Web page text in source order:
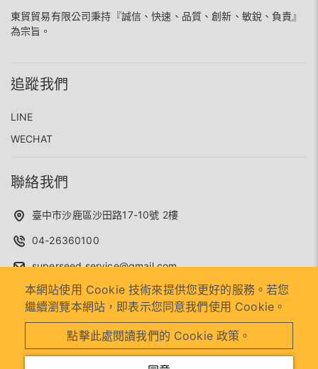
本網站使用 Cookie 技術來提供您更好的服務。若您
繼續瀏覽本網站，即表示您同意我們使用 Cookie。
點擊此處閱讀我們的 Cookie 政策。
東貿貿易有限公司秉持『誠信、快速、品質、創新、敏銳、負責』
為宗旨。
追蹤我們
LINE
WECHAT
聯絡我們
臺中市沙鹿區沙田路17-10號 2樓
04-26360100
superseed.service@gmail.com
2026 © 東貿貿易有限公司. Designed by首岳資訊.
網站地
圖